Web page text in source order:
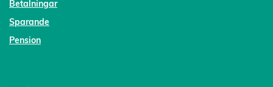
Betalningar
Sparande
Pension